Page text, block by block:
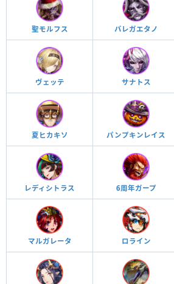
聖モルフス バレガエタノ
ヴェッテ サナトス
夏ヒカキソ パンプキンレイス
レディシトラス 6周年ガープ
マルガレータ ロライン